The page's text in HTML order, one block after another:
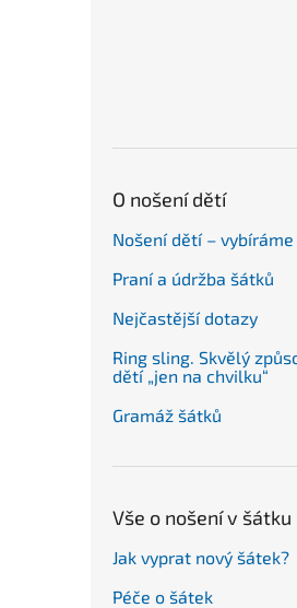
O nošení dětí
Nošení dětí –
Praní a údržba šátků
Nejčastější dotazy
Ring sling. Skvělý
dětí „jen na chvilku“
Gramáž šátků
Vše o nošení v šátku
Jak vyprat nový šátek?
Péče o šátek